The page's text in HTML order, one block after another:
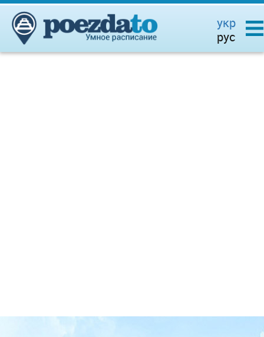
укр
рус